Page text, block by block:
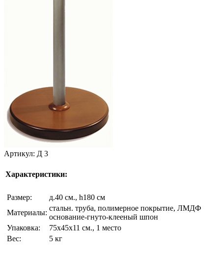
Артикул: Д 3
Характеристики:
Размер:
д.40 см., h180 см
Материалы:
стальн. труба, полимерное покрытие, ЛМДФ
основание-гнуто-клееный шпон
Упаковка:
75х45х11 см., 1 место
Вес:
5 кг